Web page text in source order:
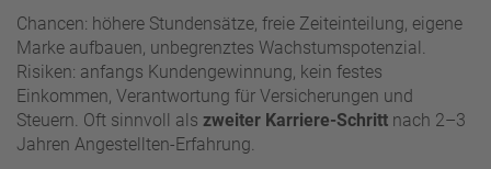
Chancen: höhere Stundensätze, freie Zeiteinteilung, eigene
Marke aufbauen, unbegrenztes Wachstumspotenzial.
Risiken: anfangs Kundengewinnung, kein festes
Einkommen, Verantwortung für Versicherungen und
Steuern. Oft sinnvoll als zweiter Karriere-Schritt nach 2–3
Jahren Angestellten-Erfahrung.